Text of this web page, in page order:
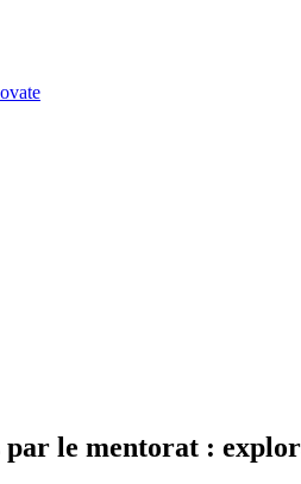
le mentorat :